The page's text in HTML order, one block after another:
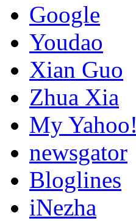
Google
Youdao
Xian Guo
Zhua Xia
My Yahoo!
newsgator
Bloglines
iNezha